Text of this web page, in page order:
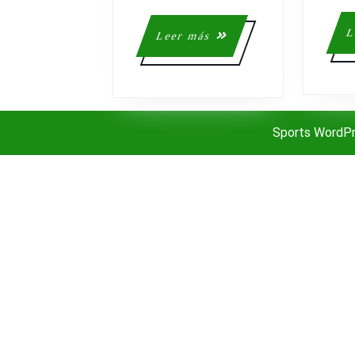
Leer más
Leer
más
Sports